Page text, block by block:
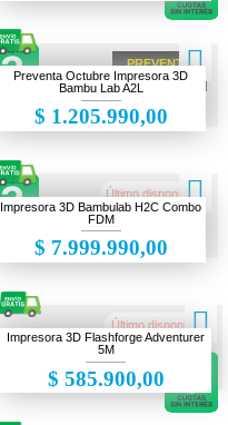
PREVENTA
DISPONIBLE!
Preventa Octubre Impresora 3D
Bambu Lab A2L
$ 1.205.990,00
Último disponible!
Impresora 3D Bambulab H2C Combo
FDM
$ 7.999.990,00
Último disponible!
Impresora 3D Flashforge Adventurer
5M
$ 585.900,00